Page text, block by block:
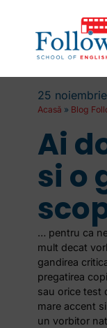
25
Acasă » Blog
Ai
si o
… pentru ca
mult decat
gandirea
pregatirea
sau orice test
mare accent
un vorbitor